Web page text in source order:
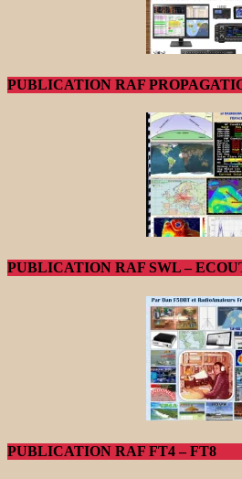
PUBLICATION RAF
PUBLICATION RAF SWL –
PUBLICATION RAF FT4 – FT8